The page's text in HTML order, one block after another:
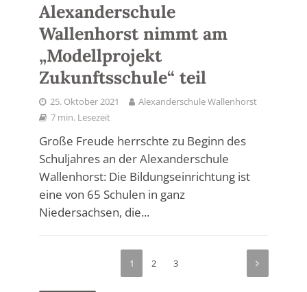
Alexanderschule
Wallenhorst nimmt am
„Modellprojekt
Zukunftsschule“ teil
25. Oktober 2021
Alexanderschule Wallenhorst
7 min. Lesezeit
Große Freude herrschte zu Beginn des
Schuljahres an der Alexanderschule
Wallenhorst: Die Bildungseinrichtung ist
eine von 65 Schulen in ganz
Niedersachsen, die...
1 2 3